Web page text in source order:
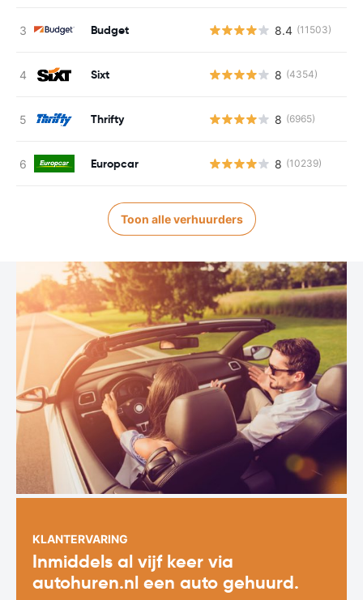
Budget 8.4 (11503)
Sixt 8 (4354)
Thrifty 8 (6965)
Europcar 8 (10239)
Toon alle verhuurders
KLANTERVARING
Inmiddels al vijf keer via
autohuren.nl een auto gehuurd.